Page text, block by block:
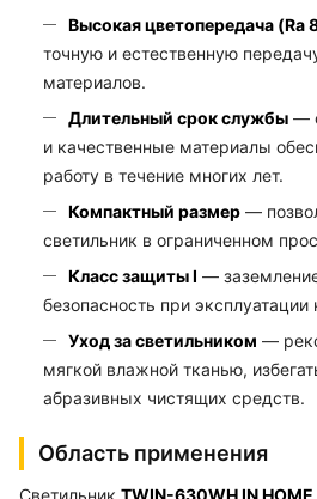
Высокая цветопередача (Ra
точную и естественную
материалов.
Длительный срок службы —
и качественные материалы
работу в течение многих лет.
Компактный размер —
светильник в ограниченном
Класс защиты I —
безопасность при
Уход за светильником —
мягкой влажной тканью,
абразивных чистящих средств.
Область применения
Светильник TWIN-630WH IN HOME